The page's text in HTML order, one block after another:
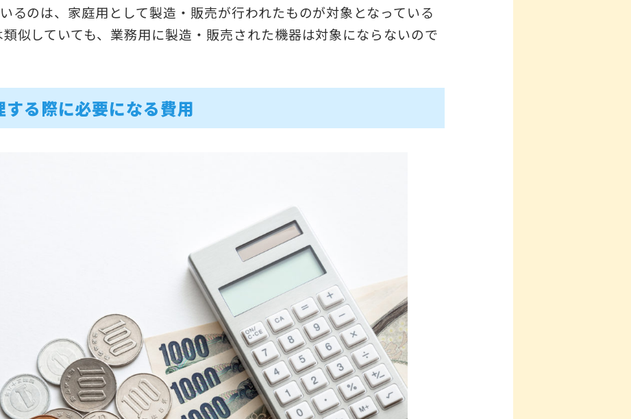
るのは、家庭用として製造・販売が行われたものが対象となっている
類似していても、業務用に製造・販売された機器は対象にならないので
る際に必要になる費用